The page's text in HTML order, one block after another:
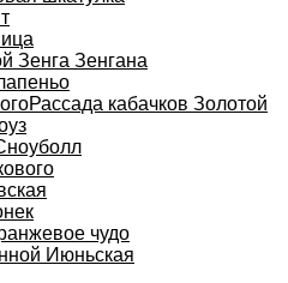
Зенга Зенгана
Рассада кабачков Золотой
чудо
Июньская